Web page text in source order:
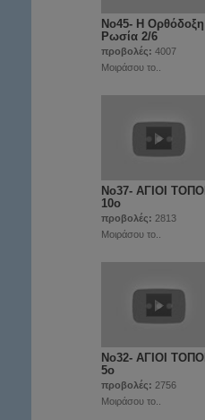
Νο45- Η Ορθόδοξη
Ρωσία 2/6
προβολές: 4007
Μοιράσου το..
Νο37- ΑΓΙΟΙ ΤΟΠΟΙ
10ο
προβολές: 2813
Μοιράσου το..
Νο32- ΑΓΙΟΙ ΤΟΠΟΙ
5ο
προβολές: 2756
Μοιράσου το..